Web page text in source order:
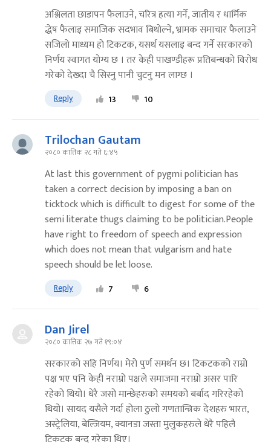
अश्लिलता छाडापन फैलाउने, चरित्र हत्या गर्ने, जातीय र धार्मिक
द्धेष फैलाइ समाजिक सदभाव बिथाेल्ने, भ्रामक समाचार फैलाउने
सजिलाे माध्यम हाे टिकटक, यसर्थ यसलाइ बन्द गर्ने सरकारको
निर्णय स्वागत याेग्य छ । तर केही पाखण्डीहरू प्रतिबन्धकाे विराेध
गरेकाे देख्दा चै सिस्नु पानी चुटनु मन लाग्छ ।
Reply 13 10
Trilochan Gautam
२०८० कात्तिक २८ गते ६:४५
At last this government of pygmi politician has
taken a correct decision by imposing a ban on
ticktock which is difficult to digest for some of the
semi literate thugs claiming to be politician.People
have right to freedom of speech and expression
which does not mean that vulgarism and hate
speech should be let loose.
Reply 7 6
Dan Jirel
२०८० कात्तिक २७ गते १९:०४
सरकारको सहि निर्णय। मेरो पुर्ण समर्थन छ। टिकटकको राम्रो
पक्ष भए पनि केही नराम्रो पक्षले समाजमा नराम्रो असर पारि
रहेको थियो। धेरै जसो मान्छेहरुको समयको बर्बाद गरिरहेको
थियो। सायद यसैले गर्दा होला ठुलो गणतान्त्रिक देशहरु भारत,
अस्ट्रेलिया, बेल्जियम, क्यानडा जस्ता मुलुकहरुले धेरै पहिलै
टिकटक बन्द गरेका थिए।